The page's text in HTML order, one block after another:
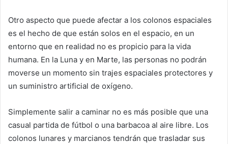
Otro aspecto que puede afectar a los colonos espaciales
es el hecho de que están solos en el espacio, en un
entorno que en realidad no es propicio para la vida
humana. En la Luna y en Marte, las personas no podrán
moverse un momento sin trajes espaciales protectores y
un suministro artificial de oxígeno.
Simplemente salir a caminar no es más posible que una
casual partida de fútbol o una barbacoa al aire libre. Los
colonos lunares y marcianos tendrán que trasladar sus